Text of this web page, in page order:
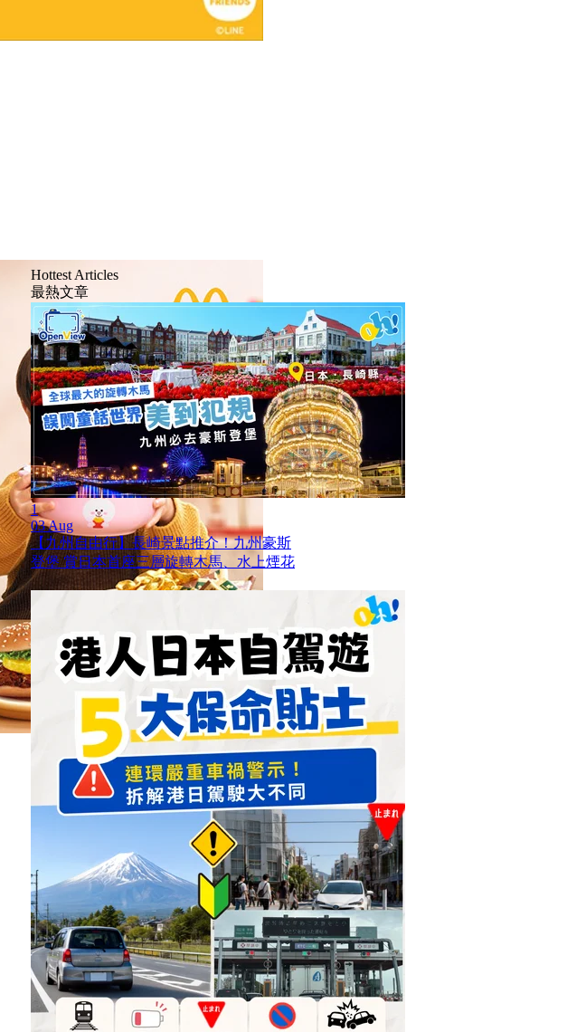
Hottest Articles
最熱文章
1
03 Aug
【九州自由行】長崎景點推介！九州豪斯
登堡 賞日本首座三層旋轉木馬、水上煙花